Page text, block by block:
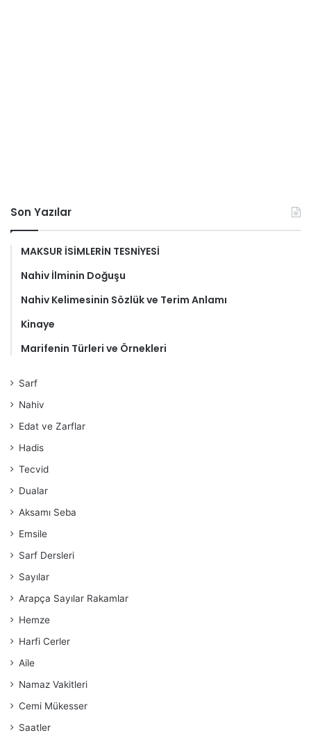
Son Yazılar
MAKSUR İSİMLERİN TESNİYESİ
Nahiv İlminin Doğuşu
Nahiv Kelimesinin Sözlük ve Terim Anlamı
Kinaye
Marifenin Türleri ve Örnekleri
Sarf
Nahiv
Edat ve Zarflar
Hadis
Tecvid
Dualar
Aksamı Seba
Emsile
Sarf Dersleri
Sayılar
Arapça Sayılar Rakamlar
Hemze
Harfi Cerler
Aile
Namaz Vakitleri
Cemi Mükesser
Saatler